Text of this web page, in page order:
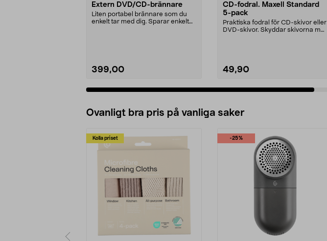
Extern DVD/CD-brännare
Liten portabel brännare som du
enkelt tar med dig. Sparar enkelt
399,00
CD-fodral. Maxell Standard
5-pack
Praktiska fodral för CD-skivor eller
DVD-skivor. Skyddar skivorna mot
49,90
Ovanligt bra pris på vanliga saker
Kolla priset -25%